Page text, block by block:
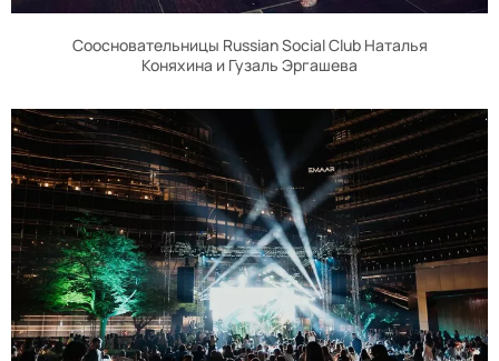
Соосновательницы Russian Social Club Наталья
Коняхина и Гузаль Эргашева